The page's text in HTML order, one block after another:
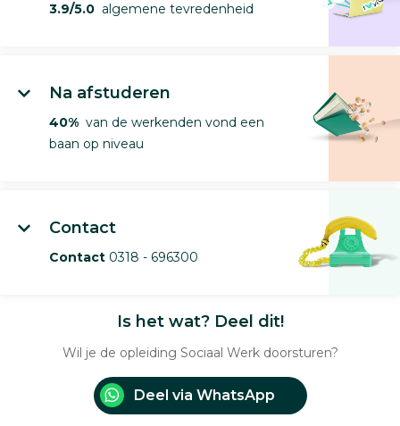
3.9/5.0 algemene tevredenheid
Na afstuderen
40% van de werkenden vond een
baan op niveau
Contact
Contact 0318 - 696300
Is het wat? Deel dit!
Wil je de opleiding Sociaal Werk doorsturen?
Deel via WhatsApp